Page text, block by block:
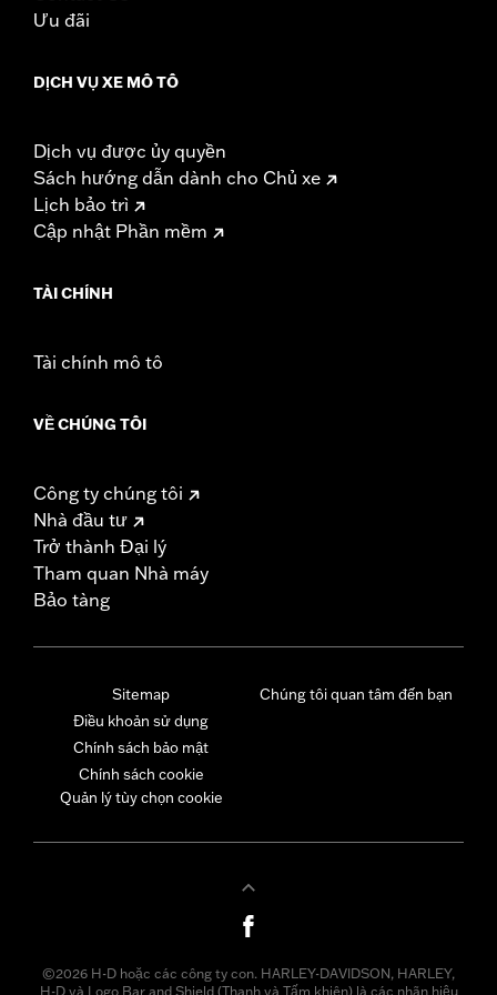
Sold In Units:
In the Box:Tour-Pak and installation instructions
d.com/warrantyfor full details
Ưu đãi
DỊCH VỤ XE MÔ TÔ
Dịch vụ được ủy quyền
Sách hướng dẫn dành cho Chủ xe
Lịch bảo trì
Cập nhật Phần mềm
TÀI CHÍNH
Tài chính mô tô
VỀ CHÚNG TÔI
Công ty chúng tôi
Nhà đầu tư
Trở thành Đại lý
Tham quan Nhà máy
Bảo tàng
Sitemap
Điều khoản sử dụng
Chính sách bảo mật
Chính sách cookie
Quản lý tùy chọn cookie
Chúng tôi quan tâm đến bạn
©2026 H-D hoặc các công ty con. HARLEY-DAVIDSON, HARLEY,
H-D và Logo Bar and Shield (Thanh và Tấm khiên) là các nhãn hiệu